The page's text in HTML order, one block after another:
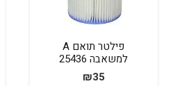
פילטר תואם A
למשאבה 25436
₪35